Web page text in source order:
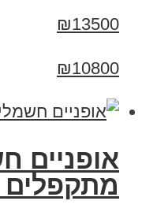
₪13500
₪10800
‏אופניים
‏מתקפלים Stark Z200